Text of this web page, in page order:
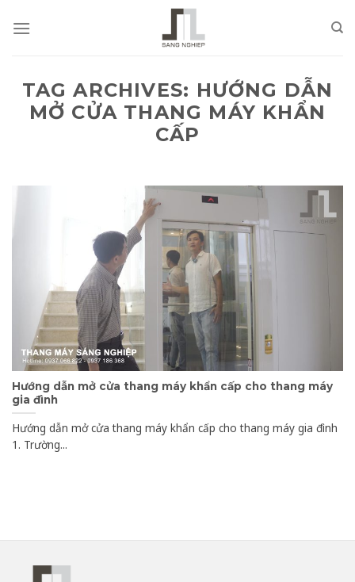
TAG ARCHIVES: HƯỚNG DẪN
MỞ CỬA THANG MÁY KHẨN
CẤP
Hướng dẫn mở cửa thang máy khẩn cấp cho thang máy
gia đình
Hướng dẫn mở cửa thang máy khẩn cấp cho thang máy gia đình
1. Trường...